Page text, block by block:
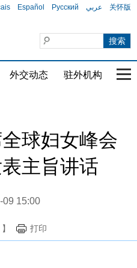
Español Русский عربي 关怀版
外交动态 驻外机构 国
球妇女峰会
主旨讲话
09 15:00
】 打印